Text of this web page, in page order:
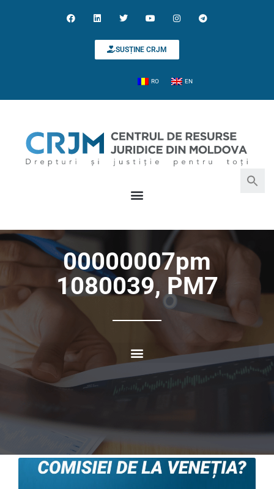
SUSȚINE CRJM
RO EN
00000007pm
1080039, PM7